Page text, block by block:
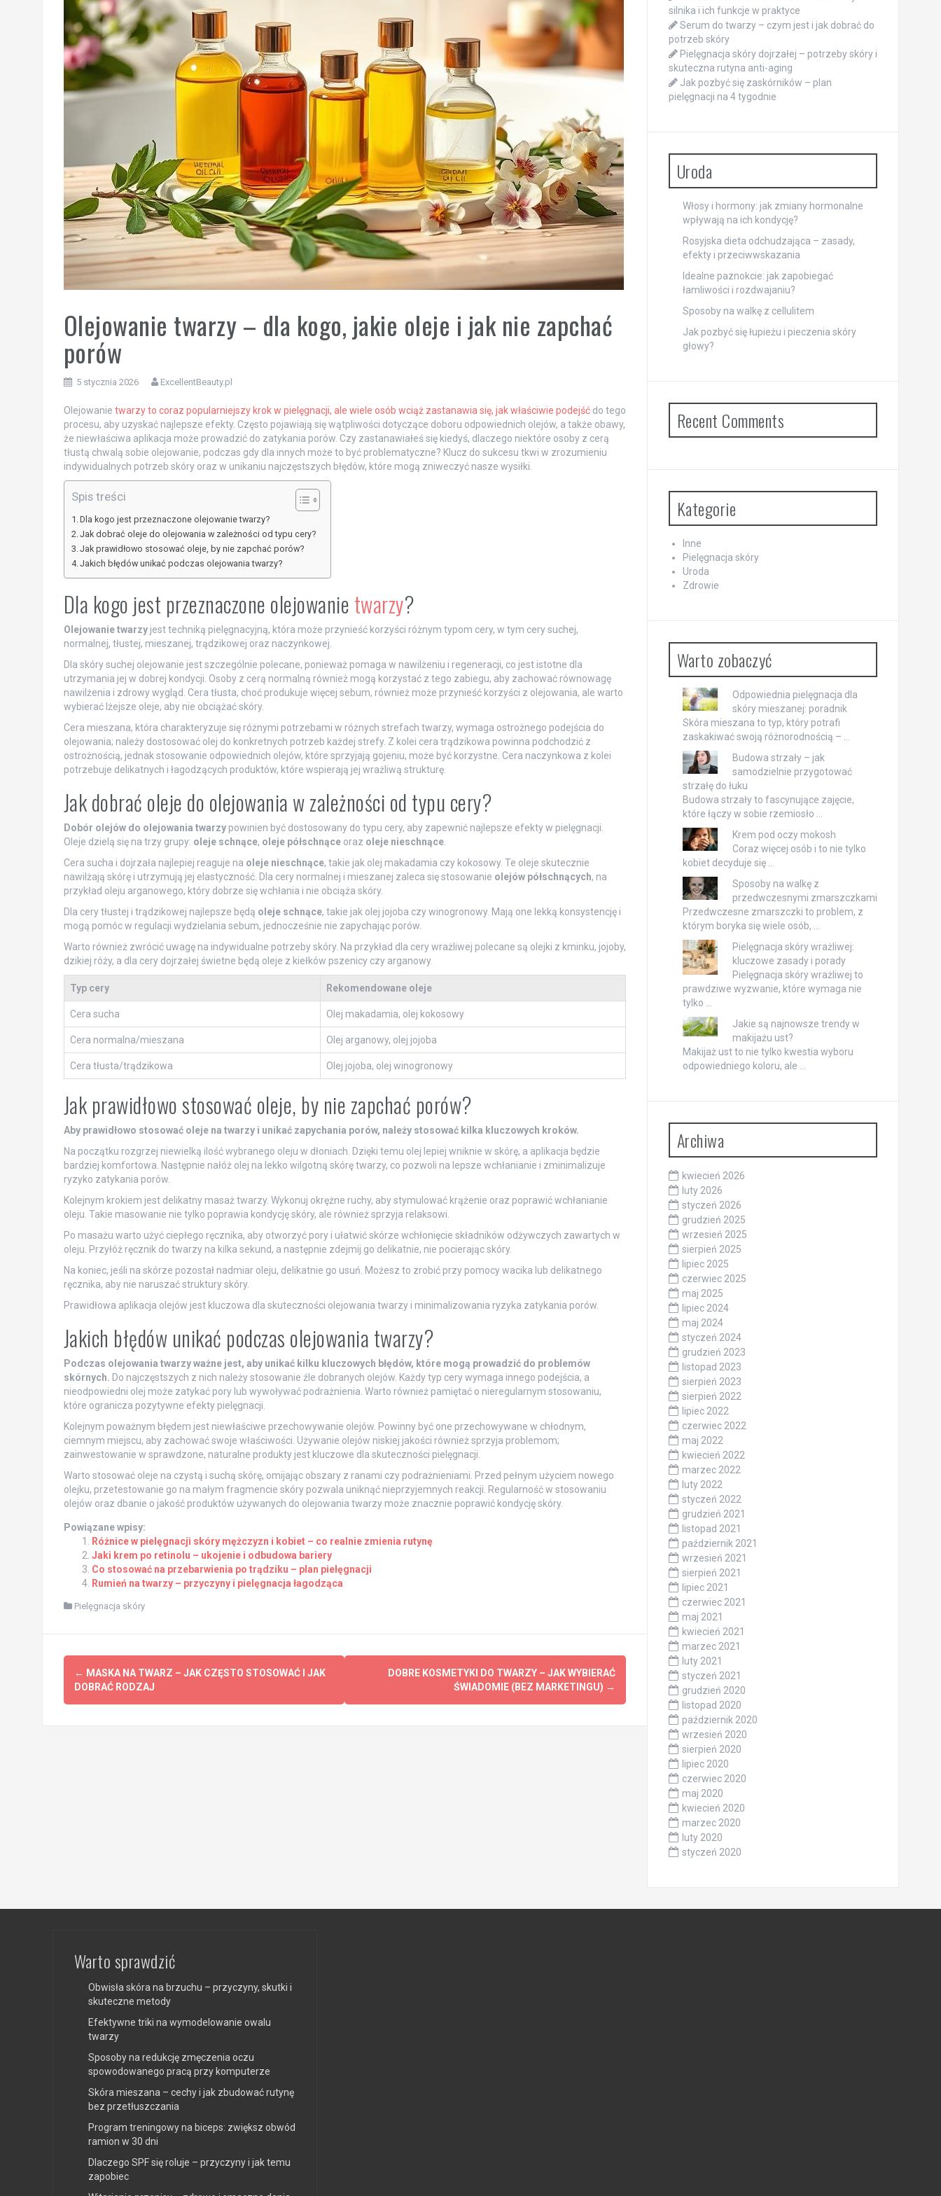
Olejowanie twarzy – dla kogo, jakie oleje i jak nie zapchać
porów
5 stycznia 2026 ExcellentBeauty.pl
Olejowanie twarzy to coraz popularniejszy krok w pielęgnacji, ale wiele osób wciąż zastanawia się, jak właściwie podejśćdo tego
procesu, aby uzyskać najlepsze efekty. Często pojawiają się wątpliwości dotyczące doboru odpowiednich olejów, a także obawy,
że niewłaściwa aplikacja może prowadzić do zatykania porów. Czy zastanawiałeś się kiedyś, dlaczego niektóre osoby z cerą
tłustą chwalą sobie olejowanie, podczas gdy dla innych może to być problematyczne? Klucz do sukcesu tkwi w zrozumieniu
indywidualnych potrzeb skóry oraz w unikaniu najczęstszych błędów, które mogą zniweczyć nasze wysiłki.
Spis treści
Dla kogo jest przeznaczone olejowanie twarzy?
Jak dobrać oleje do olejowania w zależności od typu cery?
Jak prawidłowo stosować oleje, by nie zapchać porów?
Jakich błędów unikać podczas olejowania twarzy?
Dla kogo jest przeznaczone olejowanie twarzy?
Olejowanie twarzyjest techniką pielęgnacyjną, która może przynieść korzyści różnym typom cery, w tym cery suchej,
normalnej, tłustej, mieszanej, trądzikowej oraz naczynkowej.
Dla skóry suchej olejowanie jest szczególnie polecane, ponieważ pomaga w nawilżeniu i regeneracji, co jest istotne dla
utrzymania jej w dobrej kondycji. Osoby z cerą normalną również mogą korzystać z tego zabiegu, aby zachować równowagę
nawilżenia i zdrowy wygląd. Cera tłusta, choć produkuje więcej sebum, również może przynieść korzyści z olejowania, ale warto
wybierać lżejsze oleje, aby nie obciążać skóry.
Cera mieszana, która charakteryzuje się różnymi potrzebami w różnych strefach twarzy, wymaga ostrożnego podejścia do
olejowania; należy dostosować olej do konkretnych potrzeb każdej strefy. Z kolei cera trądzikowa powinna podchodzić z
ostrożnością, jednak stosowanie odpowiednich olejów, które sprzyjają gojeniu, może być korzystne. Cera naczynkowa z kolei
potrzebuje delikatnych i łagodzących produktów, które wspierają jej wrażliwą strukturę.
Jak dobrać oleje do olejowania w zależności od typu cery?
Dobór olejów do olejowania twarzypowinien być dostosowany do typu cery, aby zapewnić najlepsze efekty w pielęgnacji.
Oleje dzielą się na trzy grupy: oleje schnące, oleje półschnąceoraz oleje nieschnące.
Cera sucha i dojrzała najlepiej reaguje na oleje nieschnące, takie jak olej makadamia czy kokosowy. Te oleje skutecznie
nawilżają skórę i utrzymują jej elastyczność. Dla cery normalnej i mieszanej zaleca się stosowanie olejów półschnących, na
przykład oleju arganowego, który dobrze się wchłania i nie obciąża skóry.
Dla cery tłustej i trądzikowej najlepsze będą oleje schnące, takie jak olej jojoba czy winogronowy. Mają one lekką konsystencję i
mogą pomóc w regulacji wydzielania sebum, jednocześnie nie zapychając porów.
Warto również zwrócić uwagę na indywidualne potrzeby skóry. Na przykład dla cery wrażliwej polecane są olejki z kminku, jojoby,
dzikiej róży, a dla cery dojrzałej świetne będą oleje z kiełków pszenicy czy arganowy.
Typ cery Rekomendowane oleje
Cera sucha Olej makadamia, olej kokosowy
Cera normalna/mieszana Olej arganowy, olej jojoba
Cera tłusta/trądzikowa Olej jojoba, olej winogronowy
Jak prawidłowo stosować oleje, by nie zapchać porów?
Aby prawidłowo stosować oleje na twarzy i unikać zapychania porów, należy stosować kilka kluczowych kroków.
Na początku rozgrzej niewielką ilość wybranego oleju w dłoniach. Dzięki temu olej lepiej wniknie w skórę, a aplikacja będzie
bardziej komfortowa. Następnie nałóż olej na lekko wilgotną skórę twarzy, co pozwoli na lepsze wchłanianie i zminimalizuje
ryzyko zatykania porów.
Kolejnym krokiem jest delikatny masaż twarzy. Wykonuj okrężne ruchy, aby stymulować krążenie oraz poprawić wchłanianie
oleju. Takie masowanie nie tylko poprawia kondycję skóry, ale również sprzyja relaksowi.
Po masażu warto użyć ciepłego ręcznika, aby otworzyć pory i ułatwić skórze wchłonięcie składników odżywczych zawartych w
oleju. Przyłóż ręcznik do twarzy na kilka sekund, a następnie zdejmij go delikatnie, nie pocierając skóry.
Na koniec, jeśli na skórze pozostał nadmiar oleju, delikatnie go usuń. Możesz to zrobić przy pomocy wacika lub delikatnego
ręcznika, aby nie naruszać struktury skóry.
Prawidłowa aplikacja olejów jest kluczowa dla skuteczności olejowania twarzy i minimalizowania ryzyka zatykania porów.
Jakich błędów unikać podczas olejowania twarzy?
Podczas olejowania twarzy ważne jest, aby unikać kilku kluczowych błędów, które mogą prowadzić do problemów
skórnych. Do najczęstszych z nich należy stosowanie źle dobranych olejów. Każdy typ cery wymaga innego podejścia, a
nieodpowiedni olej może zatykać pory lub wywoływać podrażnienia. Warto również pamiętać o nieregularnym stosowaniu,
które ogranicza pozytywne efekty pielęgnacji.
Kolejnym poważnym błędem jest niewłaściwe przechowywanie olejów. Powinny być one przechowywane w chłodnym,
ciemnym miejscu, aby zachować swoje właściwości. Używanie olejów niskiej jakości również sprzyja problemom;
zainwestowanie w sprawdzone, naturalne produkty jest kluczowe dla skuteczności pielęgnacji.
Warto stosować oleje na czystą i suchą skórę, omijając obszary z ranami czy podrażnieniami. Przed pełnym użyciem nowego
olejku, przetestowanie go na małym fragmencie skóry pozwala uniknąć nieprzyjemnych reakcji. Regularność w stosowaniu
olejów oraz dbanie o jakość produktów używanych do olejowania twarzy może znacznie poprawić kondycję skóry.
Powiązane wpisy:
Różnice w pielęgnacji skóry mężczyzn i kobiet – co realnie zmienia rutynę
Jaki krem po retinolu – ukojenie i odbudowa bariery
Co stosować na przebarwienia po trądziku – plan pielęgnacji
Rumień na twarzy – przyczyny i pielęgnacja łagodząca
Pielęgnacja skóry
Post
navigation
← MASKA NA TWARZ – JAK CZĘSTO STOSOWAĆ I JAK
DOBRAĆ RODZAJ
DOBRE KOSMETYKI DO TWARZY – JAK WYBIERAĆ
ŚWIADOMIE (BEZ MARKETINGU) →
silnika i ich funkcje w praktyce
Serum do twarzy – czym jest i jak dobrać do
potrzeb skóry
Pielęgnacja skóry dojrzałej – potrzeby skóry i
skuteczna rutyna anti-aging
Jak pozbyć się zaskórników – plan
pielęgnacji na 4 tygodnie
Uroda
Włosy i hormony: jak zmiany hormonalne
wpływają na ich kondycję?
Rosyjska dieta odchudzająca – zasady,
efekty i przeciwwskazania
Idealne paznokcie: jak zapobiegać
łamliwości i rozdwajaniu?
Sposoby na walkę z cellulitem
Jak pozbyć się łupieżu i pieczenia skóry
głowy?
Recent Comments
Kategorie
Inne
Pielęgnacja skóry
Uroda
Zdrowie
Warto zobaczyć
Odpowiednia pielęgnacja dla
skóry mieszanej: poradnik
Skóra mieszana to typ, który potrafi
zaskakiwać swoją różnorodnością – …
Budowa strzały – jak
samodzielnie przygotować
strzałę do łuku
Budowa strzały to fascynujące zajęcie,
które łączy w sobie rzemiosło …
Krem pod oczy mokosh
Coraz więcej osób i to nie tylko
kobiet decyduje się …
Sposoby na walkę z
przedwczesnymi zmarszczkami
Przedwczesne zmarszczki to problem, z
którym boryka się wiele osób, …
Pielęgnacja skóry wrażliwej:
kluczowe zasady i porady
Pielęgnacja skóry wrażliwej to
prawdziwe wyzwanie, które wymaga nie
tylko …
Jakie są najnowsze trendy w
makijażu ust?
Makijaż ust to nie tylko kwestia wyboru
odpowiedniego koloru, ale …
Archiwa
kwiecień 2026
luty 2026
styczeń 2026
grudzień 2025
wrzesień 2025
sierpień 2025
lipiec 2025
czerwiec 2025
maj 2025
lipiec 2024
maj 2024
styczeń 2024
grudzień 2023
listopad 2023
sierpień 2023
sierpień 2022
lipiec 2022
czerwiec 2022
maj 2022
kwiecień 2022
marzec 2022
luty 2022
styczeń 2022
grudzień 2021
listopad 2021
październik 2021
wrzesień 2021
sierpień 2021
lipiec 2021
czerwiec 2021
maj 2021
kwiecień 2021
marzec 2021
luty 2021
styczeń 2021
grudzień 2020
listopad 2020
październik 2020
wrzesień 2020
sierpień 2020
lipiec 2020
czerwiec 2020
maj 2020
kwiecień 2020
marzec 2020
luty 2020
styczeń 2020
Warto sprawdzić
Obwisła skóra na brzuchu – przyczyny, skutki i
skuteczne metody
Efektywne triki na wymodelowanie owalu
twarzy
Sposoby na redukcję zmęczenia oczu
spowodowanego pracą przy komputerze
Skóra mieszana – cechy i jak zbudować rutynę
bez przetłuszczania
Program treningowy na biceps: zwiększ obwód
ramion w 30 dni
Dlaczego SPF się roluje – przyczyny i jak temu
zapobiec